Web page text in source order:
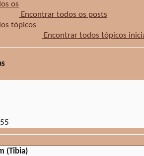
Encontrar todos os posts
Encontrar todos tópicos
(Tibia)